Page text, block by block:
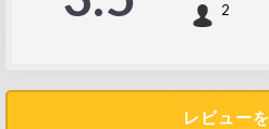
2
レビュー